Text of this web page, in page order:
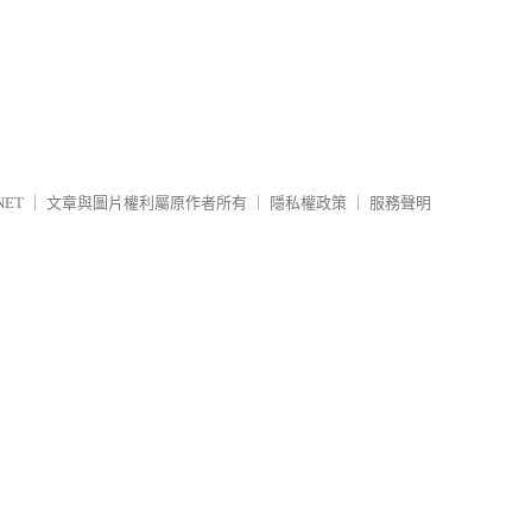
文章與圖片權利屬原作者所有 隱私權政策 服務聲明